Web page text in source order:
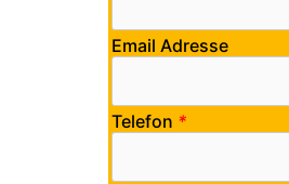
Email Adresse
Telefon *